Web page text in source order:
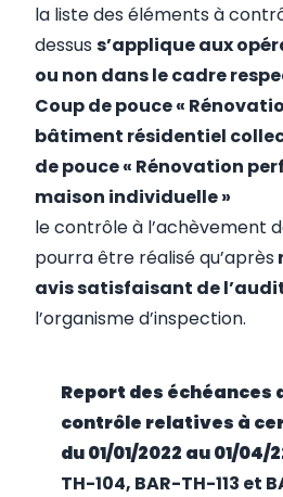
la liste des éléments à
dessus s’applique aux
ou non dans le cadre
Coup de pouce «
bâtiment résidentiel
de pouce « Rénovation
maison individuelle »
le contrôle à l’achèvement
pourra être réalisé qu’après
avis satisfaisant de
l’organisme d’inspection.
Report des échéances
contrôle relatives à
du 01/01/2022 au 01/04/
TH-104, BAR-TH-113 et